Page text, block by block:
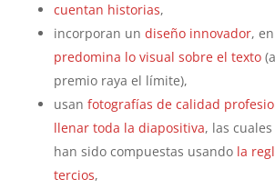
cuentan historias,
incorporan un diseño innovador,
predomina lo visual sobre el texto
premio raya el límite),
usan fotografías de calidad
llenar toda la diapositiva, las
han sido compuestas usando la
tercios,